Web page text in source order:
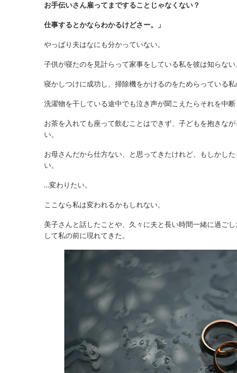
お手伝いさん雇ってまですることじゃなくない？
仕事するとかならわかるけどさー。」
やっぱり夫はなにも分かっていない。
子供が寝たのを見計らって家事をしている私を彼は知らない
寝かしつけに成功し、掃除機をかけるのをためらっている私
洗濯物を干している途中でも泣き声が聞こえたらそれを中
お茶を入れても座って飲むことはできず、子どもを抱きな
い。
お母さんだから仕方ない、と思ってきたけれど、もしかし
い。
…変わりたい。
ここなら私は変われるかもしれない。
美子さんと話したことや、久々に夫と長い時間一緒に過ご
して私の前に現れてきた。